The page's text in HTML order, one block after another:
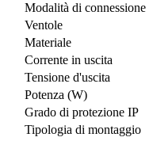
Modalità di connessione
Ventole
Materiale
Corrente in uscita
Tensione d'uscita
Potenza (W)
Grado di protezione IP
Tipologia di montaggio